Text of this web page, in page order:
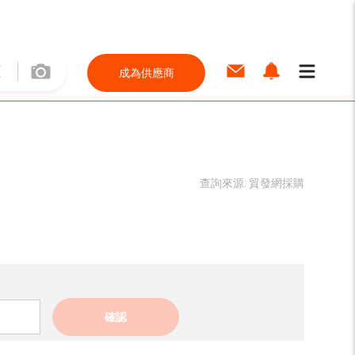
成為供應商
查詢來源: 貿發網採購
確認